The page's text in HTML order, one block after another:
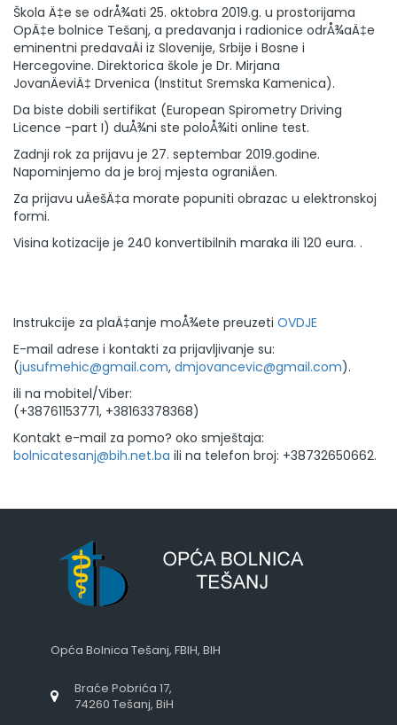
Škola Ä‡e se odrÅ¾ati 25. oktobra 2019.g. u prostorijama
OpÄ‡e bolnice Tešanj, a predavanja i radionice odrÅ¾aÄ‡e
eminentni predavaÄi iz Slovenije, Srbije i Bosne i
Hercegovine. Direktorica škole je Dr. Mirjana
JovanÄeviÄ‡ Drvenica (Institut Sremska Kamenica).
Da biste dobili sertifikat (European Spirometry Driving
Licence -part I) duÅ¾ni ste poloÅ¾iti online test.
Zadnji rok za prijavu je 27. septembar 2019.godine.
Napominjemo da je broj mjesta ograniÄen.
Za prijavu uÄešÄ‡a morate popuniti obrazac u elektronskoj
formi.
Visina kotizacije je 240 konvertibilnih maraka ili 120 eura. .
Instrukcije za plaÄ‡anje moÅ¾ete preuzeti OVDJE
E-mail adrese i kontakti za prijavljivanje su:
(jusufmehic@gmail.com, dmjovancevic@gmail.com).
ili na mobitel/Viber:
(+38761153771, +38163378368)
Kontakt e-mail za pomo? oko smještaja:
bolnicatesanj@bih.net.ba ili na telefon broj: +38732650662.
Opća Bolnica Tešanj, FBIH, BIH
Braće Pobrića 17,
74260 Tešanj, BiH